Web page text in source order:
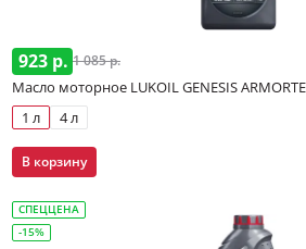
923 р. 1 085 р.
Масло моторное LUKOIL GENESIS
1 л
4 л
В корзину
СПЕЦЦЕНА
-15%